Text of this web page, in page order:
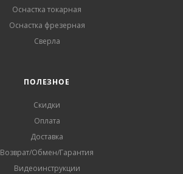
Оснастка токарная
Оснастка фрезерная
Сверла
ПОЛЕЗНОЕ
Скидки
Оплата
Доставка
Возврат/Обмен/Гарантия
Видеоинструкции